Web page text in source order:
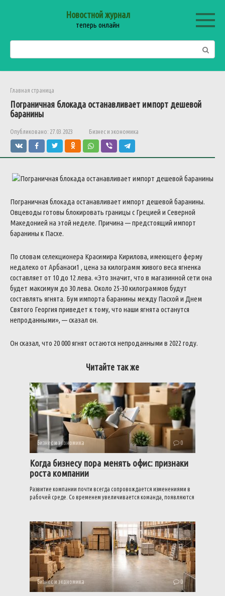
Новостной журнал
теперь онлайн
Главная страница
Пограничная блокада останавливает импорт дешевой
баранины
Опубликовано: 27.03.2023 Бизнес и экономика
Пограничная блокада останавливает импорт дешевой баранины.
Овцеводы готовы блокировать границы с Грецией и Северной
Македонией на этой неделе. Причина — предстоящий импорт
баранины к Пасхе.
По словам селекционера Красимира Кирилова, имеющего ферму
недалеко от Арбанаси1 , цена за килограмм живого веса ягненка
составляет от 10 до 12 лева. «Это значит, что в магазинной сети она
будет максимум до 30 лева. Около 25-30 килограммов будут
составлять ягнята. Бум импорта баранины между Пасхой и Днем
Святого Георгия приведет к тому, что наши ягнята останутся
непроданными», — сказал он.
Он сказал, что 20 000 ягнят остаются непроданными в 2022 году.
Читайте так же
Бизнес и экономика 0
Когда бизнесу пора менять офис: признаки
роста компании
Развитие компании почти всегда сопровождается изменениями в
рабочей среде. Со временем увеличивается команда, появляются
Бизнес и экономика 0